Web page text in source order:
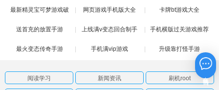
最新精灵宝可梦游戏破
解版
网页游戏手机版大全 卡牌bt游戏大全
送首充的放置手游 上线满v变态回合制手
游
手机横版过关游戏推荐
最火变态传奇手游 手机满vip游戏 升级靠打怪手游
阅读学习 新闻资讯 刷机root